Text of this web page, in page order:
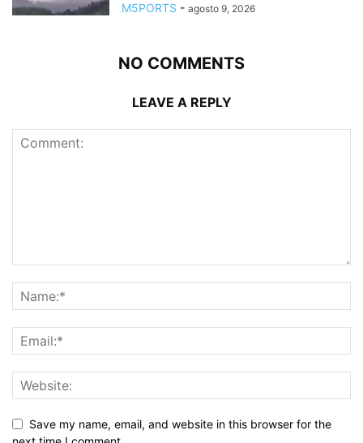
M5PORTS - agosto 9, 2026
NO COMMENTS
LEAVE A REPLY
Save my name, email, and website in this browser for the